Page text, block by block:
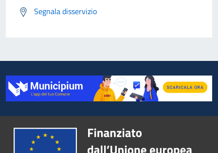
Segnala disservizio